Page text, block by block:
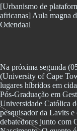
[Urbanismo de
africanas] Aula magna
Odendaal
Na próxima segunda
(University of Cape
lugares híbridos em
Pós-Graduação em
Universidade Católica
pesquisador da Lavits
debatedores junto com